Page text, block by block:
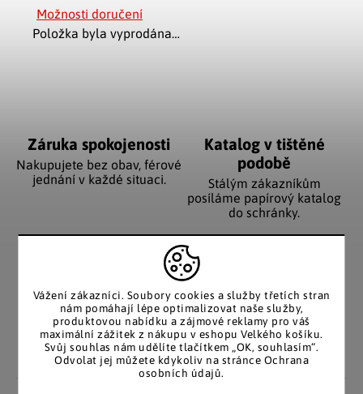
Vážení zákazníci. Soubory cookies a služby třetích stran
nám pomáhají lépe optimalizovat naše služby,
produktovou nabídku a zájmové reklamy pro váš
maximální zážitek z nákupu v eshopu Velkého košíku.
Svůj souhlas nám udělíte tlačítkem „OK, souhlasím“.
Odvolat jej můžete kdykoliv na stránce Ochrana
osobních údajů.
Možnosti doručení
Položka byla vyprodána…
Záruka spokojenosti
Nakupujete bez obav, férové
jednání v každé situaci.
Katalog v tištěné
podobě
Stálým zákazníkům
posíláme papírový katalog
do schránky.
zákazníků
Za desítky let na trhu jsme
nasbírali stovky tisíc
spokojených zákazníků.
EU distribuce
Z českých skladů pro české
zákazníky. Značkové zboží
se zárukou původu.